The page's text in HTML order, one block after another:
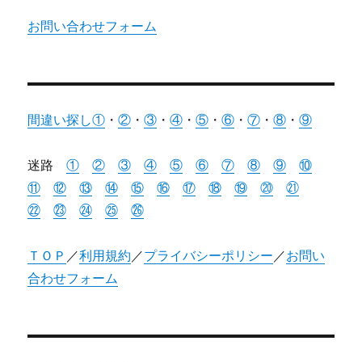
お問い合わせフォーム
間違い探し① ・② ・③ ・④ ・⑤ ・⑥ ・⑦ ・⑧ ・⑨
迷路① ② ③ ④ ⑤ ⑥ ⑦ ⑧ ⑨
⑩
⑪
⑫ ⑬ ⑭ ⑮ ⑯ ⑰ ⑱ ⑲ ⑳
㉑
㉒
㉓ ㉔ ㉕ ㉖
ＴＯＰ ／利用規約 ／プライバシーポリシー ／お問い
合わせフォーム